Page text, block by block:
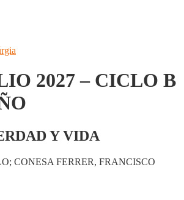
2027 – CICLO B
Y VIDA
CONESA FERRER, FRANCISCO